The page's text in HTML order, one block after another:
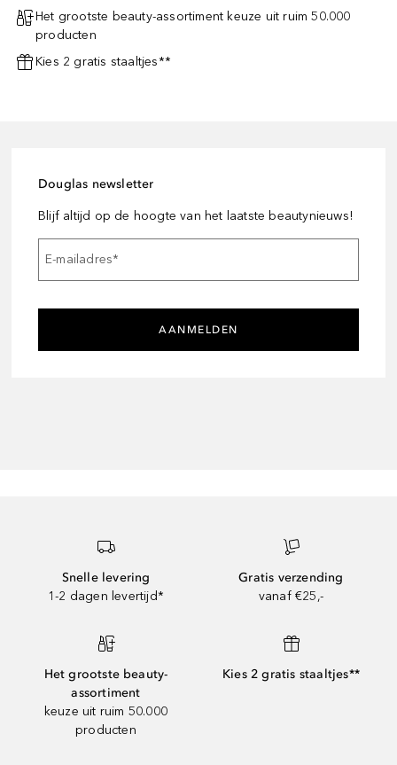
Het grootste beauty-assortiment keuze uit ruim 50.000
producten
Kies 2 gratis staaltjes**
Douglas newsletter
Blijf altijd op de hoogte van het laatste beautynieuws!
E-mailadres*
AANMELDEN
Snelle levering
1-2 dagen levertijd*
Gratis verzending
vanaf €25,-
Het grootste beauty-
assortiment
keuze uit ruim 50.000
producten
Kies 2 gratis staaltjes**